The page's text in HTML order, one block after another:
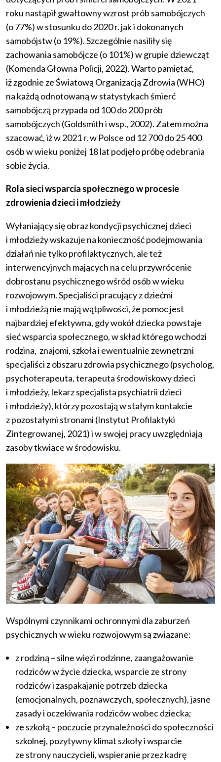
roku nastąpił gwałtowny wzrost prób samobójczych
(o 77%) w stosunku do 2020 r. jak i dokonanych
samobójstw (o 19%). Szczególnie nasiliły się
zachowania samobójcze (o 101%) w grupie dziewcząt
(Komenda Głowna Policji, 2022). Warto pamiętać,
iż zgodnie ze Światową Organizacją Zdrowia (WHO)
na każdą odnotowaną w statystykach śmierć
samobójczą przypada od 100 do 200 prób
samobójczych (Goldsmith i wsp., 2002). Zatem można
szacować, iż w 2021 r. w Polsce od 12 700 do 25 400
osób w wieku poniżej 18 lat podjęło próbę odebrania
sobie życia.
Rola sieci wsparcia społecznego w procesie
zdrowienia dzieci i młodzieży
Wyłaniający się obraz kondycji psychicznej dzieci
i młodzieży wskazuje na konieczność podejmowania
działań nie tylko profilaktycznych, ale też
interwencyjnych mających na celu przywrócenie
dobrostanu psychicznego wśród osób w wieku
rozwojowym. Specjaliści pracujący z dziećmi
i młodzieżą nie mają wątpliwości, że pomoc jest
najbardziej efektywna, gdy wokół dziecka powstaje
sieć wsparcia społecznego, w skład którego wchodzi
rodzina, znajomi, szkoła i ewentualnie zewnętrzni
specjaliści z obszaru zdrowia psychicznego (psycholog,
psychoterapeuta, terapeuta środowiskowy dzieci
i młodzieży, lekarz specjalista psychiatrii dzieci
i młodzieży), którzy pozostają w stałym kontakcie
z pozostałymi stronami (Instytut Profilaktyki
Zintegrowanej, 2021) i w swojej pracy uwzględniają
zasoby tkwiące w środowisku.
Wspólnymi czynnikami ochronnymi dla zaburzeń
psychicznych w wieku rozwojowym są związane:
z rodziną – silne więzi rodzinne, zaangażowanie
rodziców w życie dziecka, wsparcie ze strony
rodziców i zaspakajanie potrzeb dziecka
(emocjonalnych, poznawczych, społecznych), jasne
zasady i oczekiwania rodziców wobec dziecka;
ze szkołą – poczucie przynależności do społeczności
szkolnej, pozytywny klimat szkoły i wsparcie
ze strony nauczycieli, wspieranie przez kadrę